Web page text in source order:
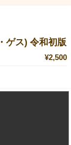
ゲス) 令和初版
¥2,500